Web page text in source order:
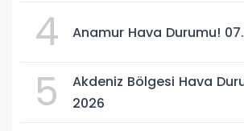
4 Anamur Hava Durumu!
5
Akdeniz Bölgesi Hava
2026